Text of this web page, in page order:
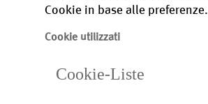
Cookie in base alle preferenze.
Cookie utilizzati
Cookie-Liste